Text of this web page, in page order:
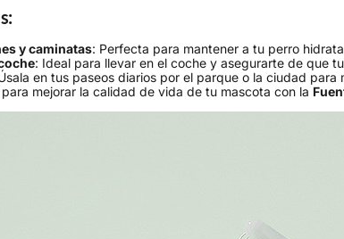
y caminatas: Perfecta para mantener a tu perro
: Ideal para llevar en el coche y asegurarte de que
en tus paseos diarios por el parque o la ciudad
mejorar la calidad de vida de tu mascota con la